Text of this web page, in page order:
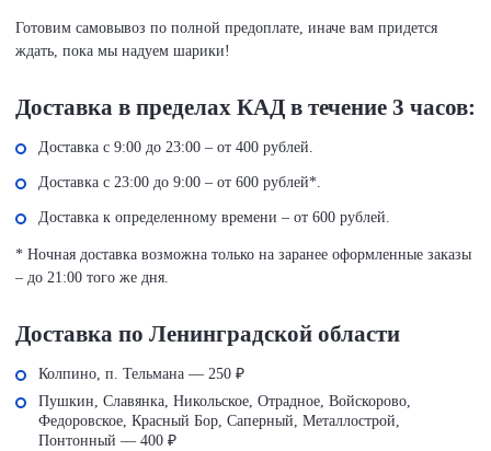
Готовим самовывоз по полной предоплате, иначе вам придется
ждать, пока мы надуем шарики!
Доставка в пределах КАД в течение 3 часов:
Доставка с 9:00 до 23:00 – от 400 рублей.
Доставка с 23:00 до 9:00 – от 600 рублей*.
Доставка к определенному времени – от 600 рублей.
* Ночная доставка возможна только на заранее оформленные заказы
– до 21:00 того же дня.
Доставка по Ленинградской области
Колпино, п. Тельмана — 250 ₽
Пушкин, Славянка, Никольское, Отрадное, Войскорово,
Федоровское, Красный Бор, Саперный, Металлострой,
Понтонный — 400 ₽